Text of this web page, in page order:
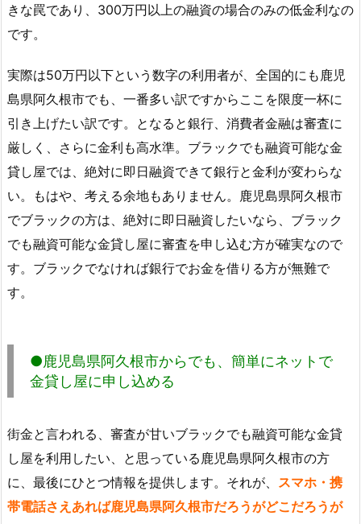
きな罠であり、300万円以上の融資の場合のみの低金利なの
です。
実際は50万円以下という数字の利用者が、全国的にも鹿児
島県阿久根市でも、一番多い訳ですからここを限度一杯に
引き上げたい訳です。となると銀行、消費者金融は審査に
厳しく、さらに金利も高水準。ブラックでも融資可能な金
貸し屋では、絶対に即日融資できて銀行と金利が変わらな
い。もはや、考える余地もありません。鹿児島県阿久根市
でブラックの方は、絶対に即日融資したいなら、ブラック
でも融資可能な金貸し屋に審査を申し込む方が確実なので
す。ブラックでなければ銀行でお金を借りる方が無難で
す。
●鹿児島県阿久根市からでも、簡単にネットで
金貸し屋に申し込める
街金と言われる、審査が甘いブラックでも融資可能な金貸
し屋を利用したい、と思っている鹿児島県阿久根市の方
に、最後にひとつ情報を提供します。それが、 スマホ・携
帯電話さえあれば鹿児島県阿久根市だろうがどこだろうが